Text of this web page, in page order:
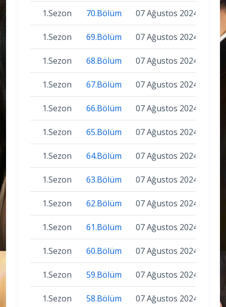
1.Sezon 70.Bölüm 07 Ağustos 2024
1.Sezon 69.Bölüm 07 Ağustos 2024
1.Sezon 68.Bölüm 07 Ağustos 2024
1.Sezon 67.Bölüm 07 Ağustos 2024
1.Sezon 66.Bölüm 07 Ağustos 2024
1.Sezon 65.Bölüm 07 Ağustos 2024
1.Sezon 64.Bölüm 07 Ağustos 2024
1.Sezon 63.Bölüm 07 Ağustos 2024
1.Sezon 62.Bölüm 07 Ağustos 2024
1.Sezon 61.Bölüm 07 Ağustos 2024
1.Sezon 60.Bölüm 07 Ağustos 2024
1.Sezon 59.Bölüm 07 Ağustos 2024
1.Sezon 58.Bölüm 07 Ağustos 2024